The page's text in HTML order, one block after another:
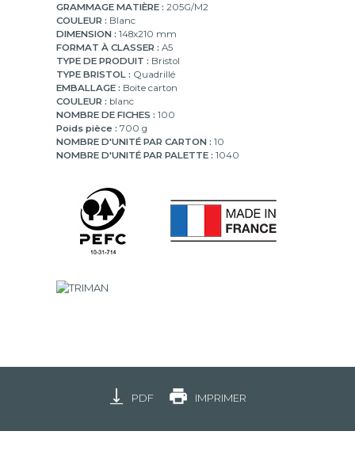
GRAMMAGE MATIÈRE : 205G/M2
COULEUR : Blanc
DIMENSION : 148x210 mm
FORMAT À CLASSER : A5
TYPE DE PRODUIT : Bristol
TYPE BRISTOL : Quadrillé
EMBALLAGE : Boite carton
COULEUR : blanc
NOMBRE DE FICHES : 100
Poids pièce : 700 g
NOMBRE D'UNITÉ PAR CARTON : 10
NOMBRE D'UNITÉ PAR PALETTE : 1040
PDF IMPRIMER